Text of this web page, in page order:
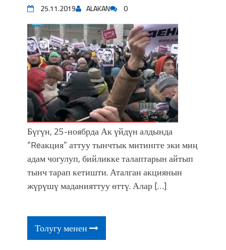
25.11.2019 ALAKAN 0
Бүгүн, 25-ноябрда Ак үйдүн алдында
“Reакция” аттуу тынчтык митингге эки миң
адам чогулуп, бийликке талаптарын айтып
тынч тарап кетишти. Аталган акциянын
жүрүшү маданияттуу өттү. Алар […]
Толугу менен